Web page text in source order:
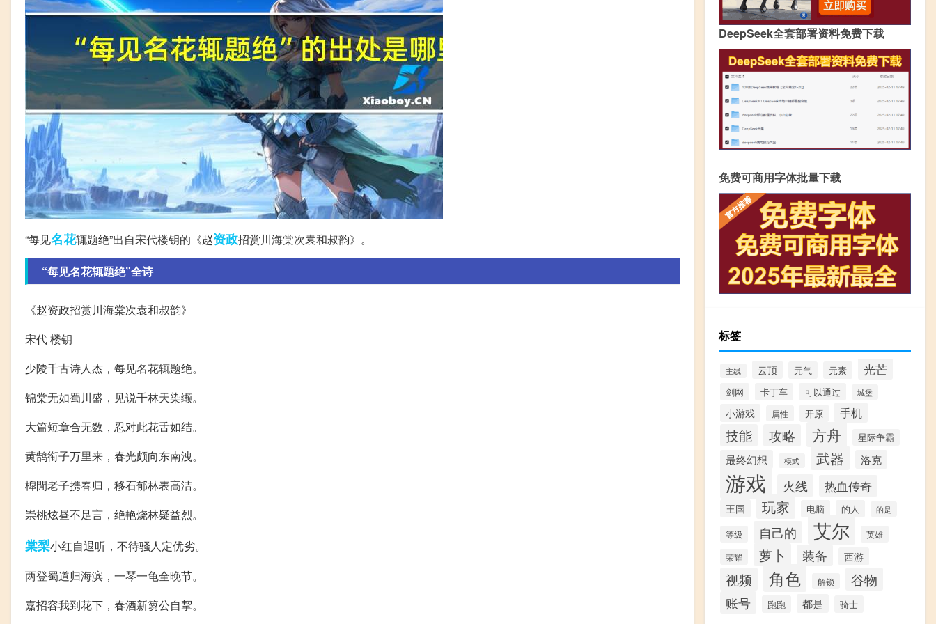
“每见名花辄题绝”出自宋代楼钥的《赵资政招赏川海棠次袁和叔韵》。
“每见名花辄题绝”全诗
《赵资政招赏川海棠次袁和叔韵》
宋代 楼钥
少陵千古诗人杰，每见名花辄题绝。
锦棠无如蜀川盛，见说千林天染缬。
大篇短章合无数，忍对此花舌如结。
黄鹄衔子万里来，春光颇向东南洩。
槹閒老子携春归，移石郁林表高洁。
崇桃炫昼不足言，绝艳烧林疑益烈。
棠梨小红自退听，不待骚人定优劣。
两登蜀道归海滨，一琴一龟全晚节。
嘉招容我到花下，春酒新篘公自挈。
DeepSeek全套部署资料免费下载
免费可商用字体批量下载
标签
主线 云顶 元气 元素 光芒
剑网 卡丁车 可以通过 城堡
小游戏 属性 开原 手机
技能 攻略 方舟 星际争霸
最终幻想 模式 武器 洛克
游戏 火线 热血传奇
王国 玩家 电脑 的人 的是
等级 自己的 艾尔 英雄
荣耀 萝卜 装备 西游
视频 角色 解锁 谷物
账号 跑跑 都是 骑士